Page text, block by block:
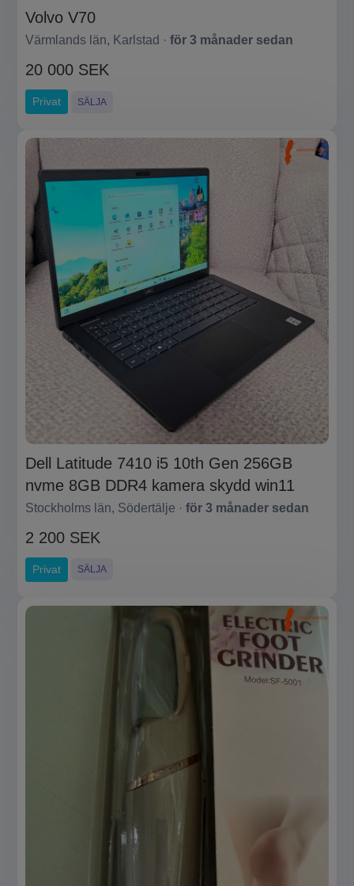
Volvo V70
Värmlands län, Karlstad · för 3 månader sedan
20 000 SEK
Privat SÄLJA
Dell Latitude 7410 i5 10th Gen 256GB
nvme 8GB DDR4 kamera skydd win11
Stockholms län, Södertälje · för 3 månader sedan
2 200 SEK
Privat SÄLJA